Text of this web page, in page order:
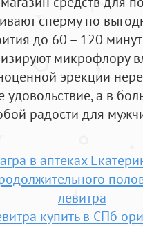
сперму по
до 60 – 120
микрофлору
эрекции
удовольствие, а в
радости для
в аптеках
левитра
купить в СПб